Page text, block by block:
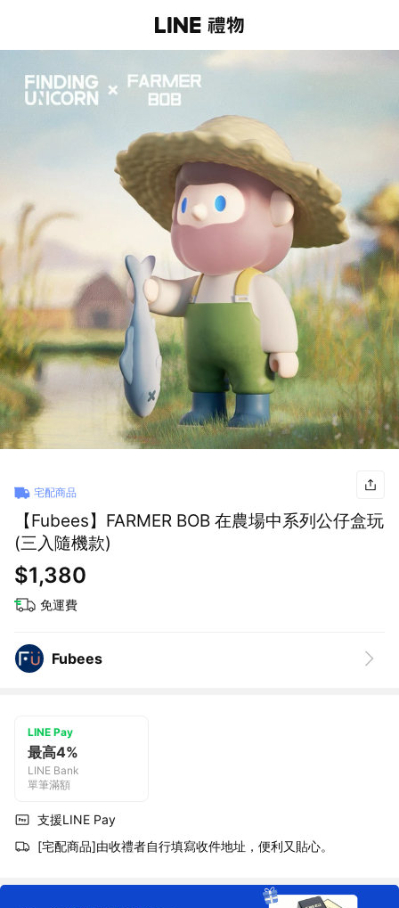
宅配商品
【Fubees】FARMER BOB 在農場中系列公仔盒玩
(三入隨機款)
$1,380
免運費
Fubees
LINE Pay
最高4%
LINE Bank
單筆滿額
支援LINE Pay
[宅配商品]由收禮者自行填寫收件地址，便利又貼心。